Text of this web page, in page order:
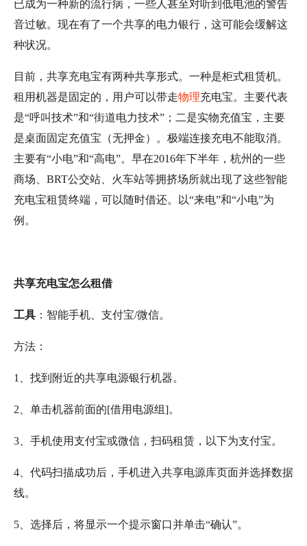
已成为一种新的流行病，一些人甚至对听到低电池的警告
音过敏。现在有了一个共享的电力银行，这可能会缓解这
种状况。
目前，共享充电宝有两种共享形式。一种是柜式租赁机。
租用机器是固定的，用户可以带走物理充电宝。主要代表
是“呼叫技术”和“街道电力技术”；二是实物充值宝，主要
是桌面固定充值宝（无押金）。极端连接充电不能取消。
主要有“小电”和“高电”。早在2016年下半年，杭州的一些
商场、BRT公交站、火车站等拥挤场所就出现了这些智能
充电宝租赁终端，可以随时借还。以“来电”和“小电”为
例。
共享充电宝怎么租借
工具 ：智能手机、支付宝/微信。
方法：
1、找到附近的共享电源银行机器。
2、单击机器前面的[借用电源组]。
3、手机使用支付宝或微信，扫码租赁，以下为支付宝。
4、代码扫描成功后，手机进入共享电源库页面并选择数据
线。
5、选择后，将显示一个提示窗口并单击“确认”。